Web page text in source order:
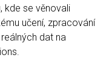
kde se věnovali
učení, zpracování
dat na